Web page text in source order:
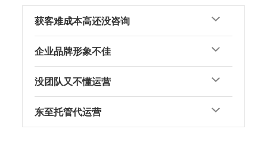
获客难成本高还没咨询
企业品牌形象不佳
没团队又不懂运营
东至托管代运营